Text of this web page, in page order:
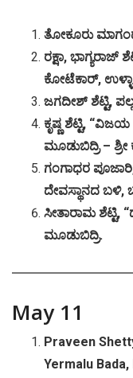
ತೋಕೂರು
ರಕ್ಷಾ, ಭಾಗ್ಯರಾಜ್
ಕೋಟೆಕಾರ್,
ಜಗದೀಶ್ ಶೆಟ್ಟಿ,
ಕೃಷ್ಣ ಶೆಟ್ಟಿ, “ವಿಜಯ
ಮೂಡುಬಿದ್ರಿ– ಶ್ರೀ
ಗಂಗಾಧರ ಪೂಜಾರಿ
ದೇವಸ್ಥಾನದ ಬಳಿ,
ಸೀತಾರಾಮ ಶೆಟ್ಟಿ, “
ಮೂಡುಬಿದ್ರಿ.
May 11
Praveen
Yermalu Bada,